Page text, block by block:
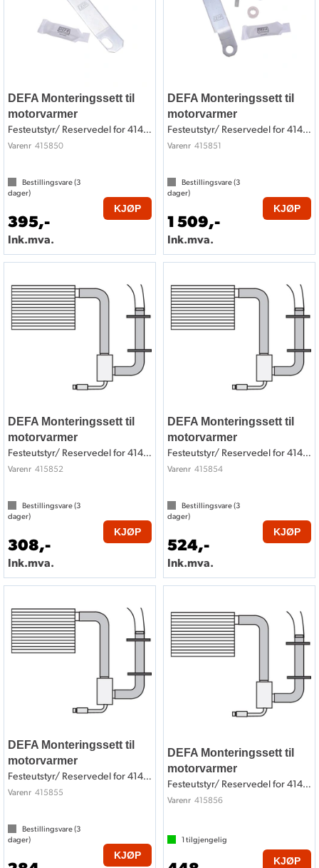
DEFA Monteringssett til
motorvarmer
Festeutstyr/ Reservedel for 414850
Varenr 415850
Bestillingsvare (3
dager)
395,-
Ink.mva.
KJØP
DEFA Monteringssett til
motorvarmer
Festeutstyr/ Reservedel for 414851
Varenr 415851
Bestillingsvare (3
dager)
1 509,-
Ink.mva.
KJØP
DEFA Monteringssett til
motorvarmer
Festeutstyr/ Reservedel for 414852
Varenr 415852
Bestillingsvare (3
dager)
308,-
Ink.mva.
KJØP
DEFA Monteringssett til
motorvarmer
Festeutstyr/ Reservedel for 414854
Varenr 415854
Bestillingsvare (3
dager)
524,-
Ink.mva.
KJØP
DEFA Monteringssett til
motorvarmer
Festeutstyr/ Reservedel for 414855
Varenr 415855
Bestillingsvare (3
dager)
KJØP
DEFA Monteringssett til
motorvarmer
Festeutstyr/ Reservedel for 414856
Varenr 415856
1 tilgjengelig
KJØP